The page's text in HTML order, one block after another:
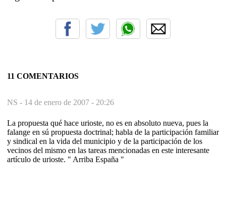
11 COMENTARIOS
NS - 14 de enero de 2007 - 20:26
La propuesta qué hace urioste, no es en absoluto nueva, pues la
falange en sú propuesta doctrinal; habla de la participación familiar
y sindical en la vida del municipio y de la participación de los
vecinos del mismo en las tareas mencionadas en este interesante
artículo de urioste. " Arriba España "